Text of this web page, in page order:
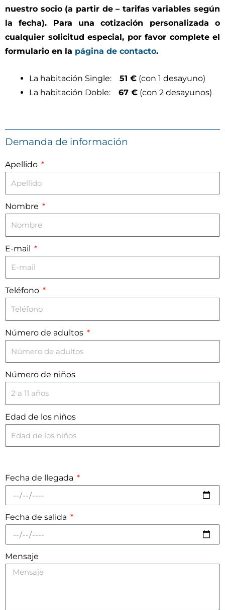
nuestro socio (a partir de – tarifas variables según
la fecha). Para una cotización personalizada o
cualquier solicitud especial, por favor complete el
formulario en la página de contacto.
La habitación Single: 51 € (con 1 desayuno)
La habitación Doble: 67 € (con 2 desayunos)
Demanda de información
Apellido
Nombre
E-mail
Teléfono
Número de adultos
Número de niños
Edad de los niños
Fecha de llegada
Fecha de salida
Mensaje